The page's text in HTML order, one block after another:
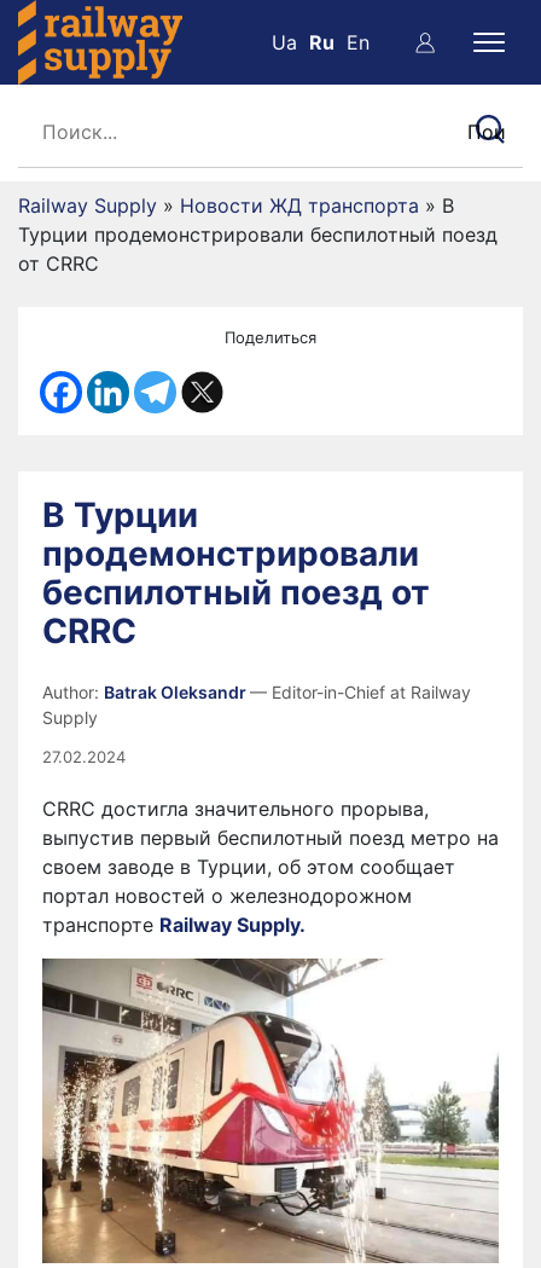
Ua Ru En
Railway Supply » Новости ЖД транспорта » В
Турции продемонстрировали беспилотный поезд
от CRRC
Поделиться
В Турции
продемонстрировали
беспилотный поезд от
CRRC
Author: Batrak Oleksandr— Editor-in-Chief at Railway
Supply
27.02.2024
CRRC достигла значительного прорыва,
выпустив первый беспилотный поезд метро на
своем заводе в Турции, об этом сообщает
портал новостей о железнодорожном
транспорте Railway Supply.